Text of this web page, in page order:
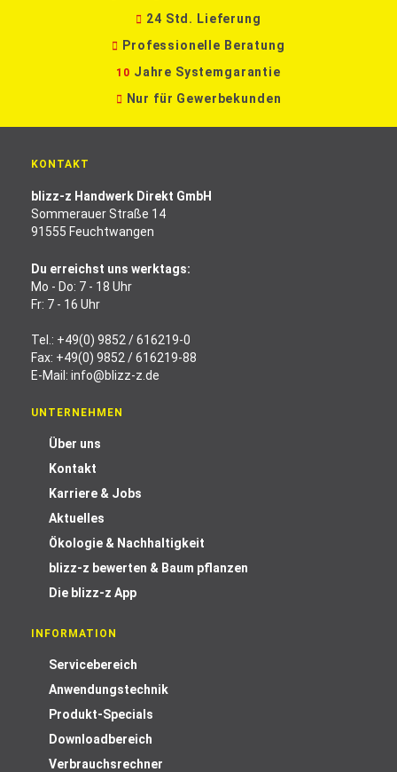
24 Std. Lieferung
Professionelle Beratung
10 Jahre Systemgarantie
Nur für Gewerbekunden
KONTAKT
blizz-z Handwerk Direkt GmbH
Sommerauer Straße 14
91555 Feuchtwangen
Du erreichst uns werktags:
Mo - Do: 7 - 18 Uhr
Fr: 7 - 16 Uhr
Tel.: +49(0) 9852 / 616219-0
Fax: +49(0) 9852 / 616219-88
E-Mail: info@blizz-z.de
UNTERNEHMEN
Über uns
Kontakt
Karriere & Jobs
Aktuelles
Ökologie & Nachhaltigkeit
blizz-z bewerten & Baum pflanzen
Die blizz-z App
INFORMATION
Servicebereich
Anwendungstechnik
Produkt-Specials
Downloadbereich
Verbrauchsrechner